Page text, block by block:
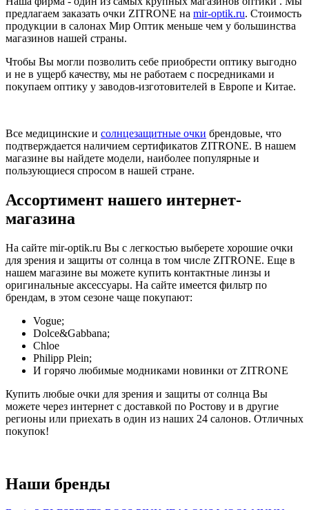
предлагаем заказать очки ZITRONE на mir-optik.ru. Стоимость
продукции в салонах Мир Оптик меньше чем у большинства
магазинов нашей страны.
Чтобы Вы могли позволить себе приобрести оптику выгодно
и не в ущерб качеству, мы не работаем с посредниками и
покупаем оптику у заводов-изготовителей в Европе и Китае.
Все медицинские и солнцезащитные очки брендовые, что
подтверждается наличием сертификатов ZITRONE. В нашем
магазине вы найдете модели, наиболее популярные и
пользующиеся спросом в нашей стране.
Ассортимент нашего интернет-
магазина
На сайте mir-optik.ru Вы с легкостью выберете хорошие очки
для зрения и защиты от солнца в том числе ZITRONE. Еще в
нашем магазине вы можете купить контактные линзы и
оригинальные аксессуары. На сайте имеется фильтр по
брендам, в этом сезоне чаще покупают:
Vogue;
Dolce&Gabbana;
Chloe
Philipp Plein;
И горячо любимые модниками новинки от ZITRONE
Купить любые очки для зрения и защиты от солнца Вы
можете через интернет с доставкой по Ростову и в другие
регионы или приехать в один из наших 24 салонов. Отличных
покупок!
Наши бренды